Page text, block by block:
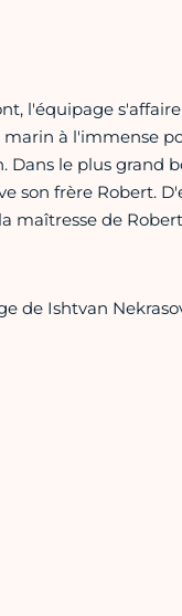
l'équipage
à l'immense
Dans le plus grand
son frère Robert.
maîtresse de
de Ishtvan